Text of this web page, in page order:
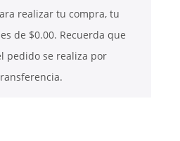
realizar tu compra, tu
de $0.00. Recuerda que
pedido se realiza por